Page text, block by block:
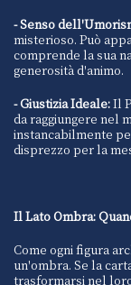
- Senso
misterioso. Può
comprende la sua
generosità d'animo.
- Giustizia Ideale:Il
da raggiungere nel
instancabilmente
disprezzo per la
Il Lato Ombra:
Come ogni figura
un'ombra. Se la
trasformarsi nel